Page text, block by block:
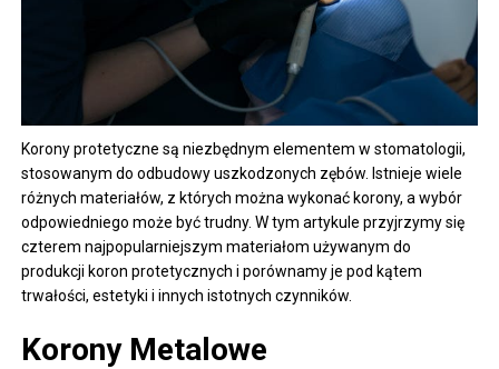
Korony protetyczne są niezbędnym elementem w stomatologii,
stosowanym do odbudowy uszkodzonych zębów. Istnieje wiele
różnych materiałów, z których można wykonać korony, a wybór
odpowiedniego może być trudny. W tym artykule przyjrzymy się
czterem najpopularniejszym materiałom używanym do
produkcji koron protetycznych i porównamy je pod kątem
trwałości, estetyki i innych istotnych czynników.
Korony Metalowe